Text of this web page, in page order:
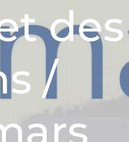
des
/